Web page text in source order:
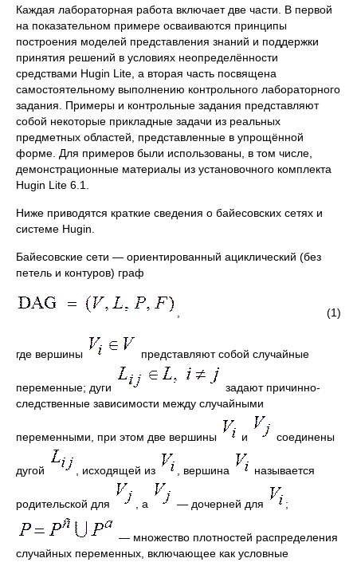
Каждая лабораторная работа включает две части. В первой
на показательном примере осваиваются принципы
построения моделей представления знаний и поддержки
принятия решений в условиях неопределённости
средствами Hugin Lite, а вторая часть посвящена
самостоятельному выполнению контрольного лабораторного
задания. Примеры и контрольные задания представляют
собой некоторые прикладные задачи из реальных
предметных областей, представленные в упрощённой
форме. Для примеров были использованы, в том числе,
демонстрационные материалы из установочного комплекта
Hugin Lite 6.1.
Ниже приводятся краткие сведения о байесовских сетях и
системе Hugin.
Байесовские сети ― ориентированный ациклический (без
петель и контуров) граф
, (1)
где вершины представляют собой случайные
переменные; дуги
задают причинно-
следственные зависимости между случайными
переменными, при этом две вершины и соединены
дугой , исходящей из , вершина называется
родительской для , а ― дочерней для ;
― множество плотностей распределения
случайных переменных, включающее как условные